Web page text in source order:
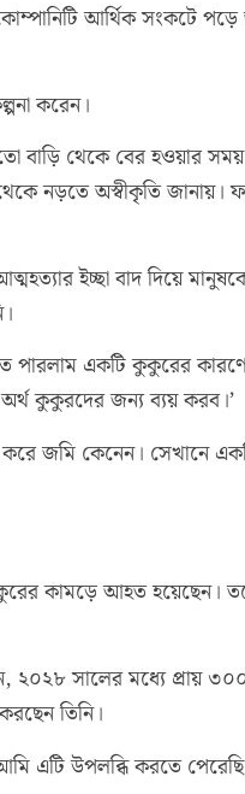
আর্থিক সংকটে পড়ে
করেন।
বাড়ি থেকে বের হওয়ার
নড়তে অস্বীকৃতি জানায়।
ইচ্ছা বাদ দিয়ে
একটি কুকুরের
কুকুরদের জন্য ব্যয় করব।’
করে জমি কেনেন। সেখানে
কামড়ে আহত হয়েছেন।
সালের মধ্যে প্রায়
তিনি।
এটি উপলব্ধি করতে